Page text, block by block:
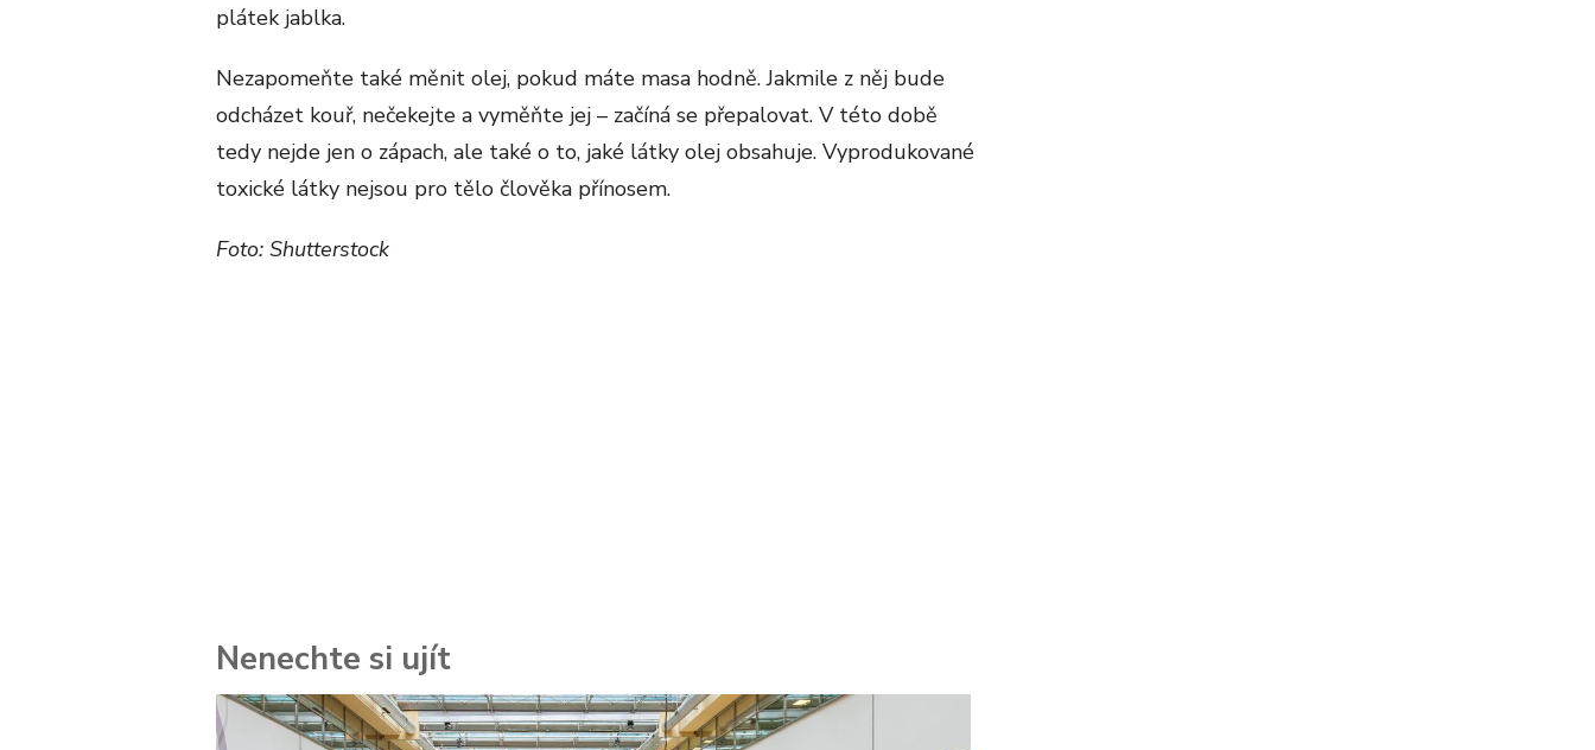
plátek jablka.
Nezapomeňte také měnit olej, pokud máte masa hodně. Jakmile z něj bude
odcházet kouř, nečekejte a vyměňte jej – začíná se přepalovat. V této době
tedy nejde jen o zápach, ale také o to, jaké látky olej obsahuje. Vyprodukované
toxické látky nejsou pro tělo člověka přínosem.
Foto: Shutterstock
Nenechte si ujít